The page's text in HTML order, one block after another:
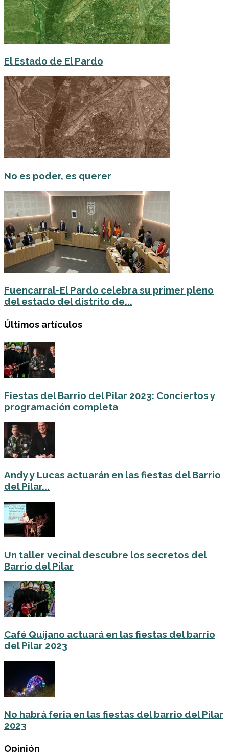
El Estado de El Pardo
No es poder, es querer
Fuencarral-El Pardo celebra su primer pleno
del estado del distrito de...
Últimos artículos
Fiestas del Barrio del Pilar 2023: Conciertos y
programación completa
Andy y Lucas actuarán en las fiestas del Barrio
del Pilar...
Un taller vecinal descubre los secretos del
Barrio del Pilar
Café Quijano actuará en las fiestas del barrio
del Pilar 2023
No habrá feria en las fiestas del barrio del Pilar
2023
Opinión